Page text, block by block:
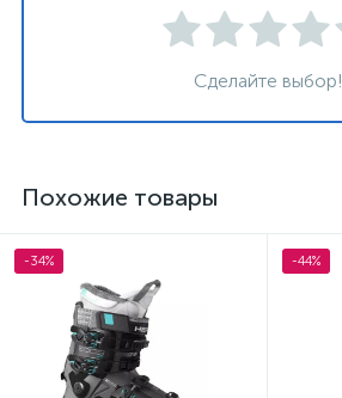
Сделайте выбор!
Похожие товары
-34% -44%